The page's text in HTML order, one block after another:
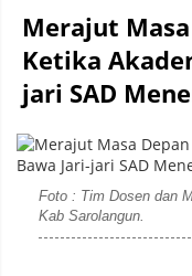
Merajut
Ketika
jari SAD
Foto : Tim Dosen dan
Kab Sarolangun.